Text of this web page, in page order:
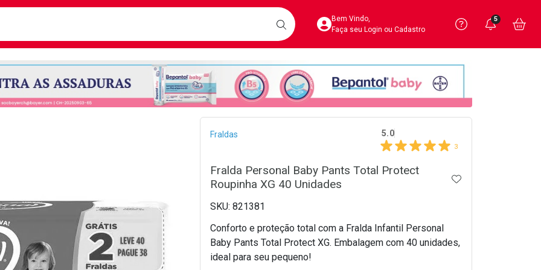
BUSCARAcesse sua Conta
Bem Vindo,
Faça seu Login ou Cadastro
Precisa
Ver Recursos
Você
5
Breadcrumb
Fraldas 5.0
3
Fralda Personal Baby Pants Total Protect
Roupinha XG 40 Unidades
ADICIONAR AOS
821381
Conforto e proteção total com a Fralda Infantil Personal
Baby Pants Total Protect XG. Embalagem com 40 unidades,
ideal para seu pequeno!